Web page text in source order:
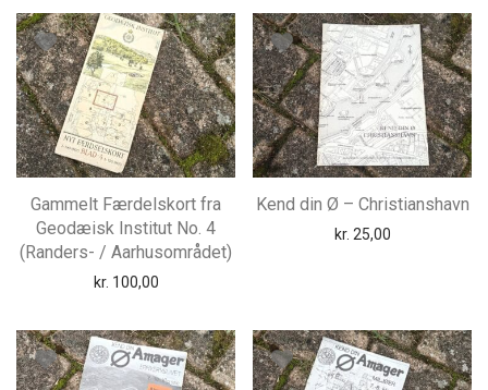
Gammelt Færdelskort fra
Geodæisk Institut No. 4
(Randers- / Aarhusområdet)
kr. 100,00
Kend din Ø – Christianshavn
kr. 25,00